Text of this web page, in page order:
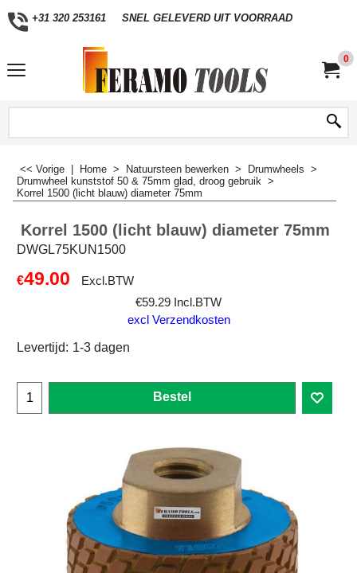
+31 320 253161 SNEL GELEVERD UIT VOORRAAD
0
<< Vorige Home > Natuursteen bewerken > Drumwheels >
Drumwheel kunststof 50 & 75mm glad, droog gebruik >
Korrel 1500 (licht blauw) diameter 75mm
Korrel 1500 (licht blauw) diameter 75mm
DWGL75KUN1500
€49.00
Excl.BTW
€59.29 Incl.BTW
excl Verzendkosten
Levertijd: 1-3 dagen
Bestel